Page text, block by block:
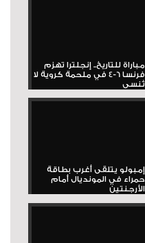
مباراة للتاريخ.. إنجلترا تهزم
فرنسا 6-4 في ملحمة كروية لا
تُنسى
إمبولو يتلقى أغرب بطاقة
حمراء في المونديال أمام
الأرجنتين